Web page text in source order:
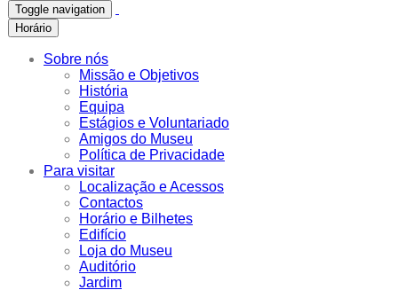
Toggle navigation
Horário
Sobre nós
Missão e Objetivos
História
Equipa
Estágios e Voluntariado
Amigos do Museu
Política de Privacidade
Para visitar
Localização e Acessos
Contactos
Horário e Bilhetes
Edifício
Loja do Museu
Auditório
Jardim